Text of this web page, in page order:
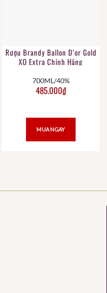
Rượu Brandy Ballon D’or Gold
XO Extra Chính Hãng
700ML/40%
485.000₫
MUA NGAY